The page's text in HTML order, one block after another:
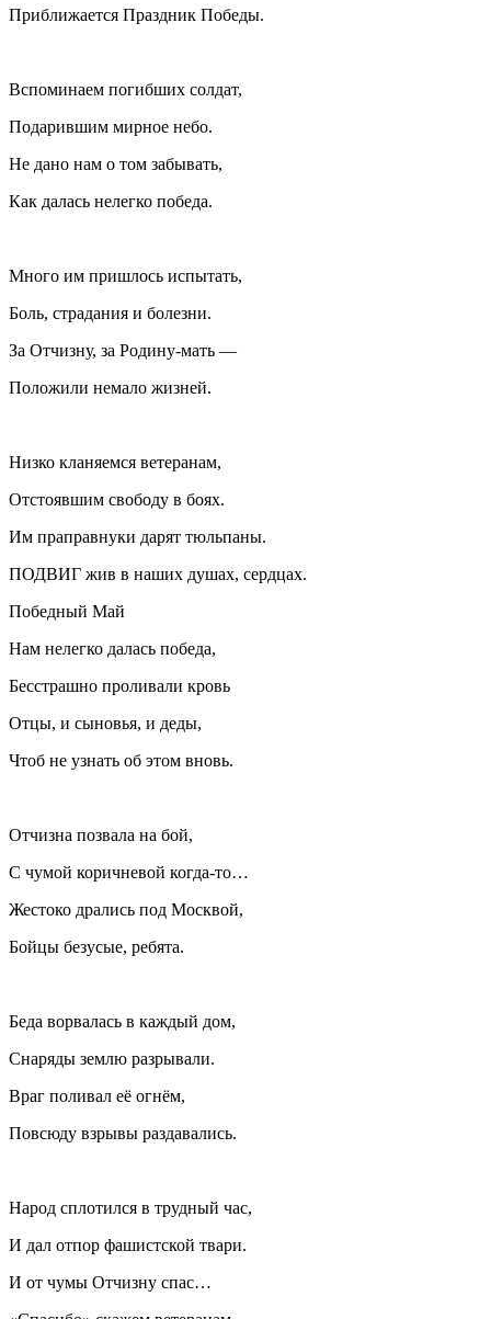
Приближается Праздник Победы.
Вспоминаем погибших солдат,
Подарившим мирное небо.
Не дано нам о том забывать,
Как далась нелегко победа.
Много им пришлось испытать,
Боль, страдания и болезни.
За Отчизну, за Родину-мать —
Положили немало жизней.
Низко кланяемся ветеранам,
Отстоявшим свободу в боях.
Им праправнуки дарят тюльпаны.
ПОДВИГ жив в наших душах, сердцах.
Победный Май
Нам нелегко далась победа,
Бесстрашно проливали кровь
Отцы, и сыновья, и деды,
Чтоб не узнать об этом вновь.
Отчизна позвала на бой,
С чумой коричневой когда-то…
Жестоко дрались под Москвой,
Бойцы безусые, ребята.
Беда ворвалась в каждый дом,
Снаряды землю разрывали.
Враг поливал её огнём,
Повсюду взрывы раздавались.
Народ сплотился в трудный час,
И дал отпор фашистской твари.
И от чумы Отчизну спас…